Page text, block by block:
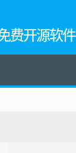
费开源软件